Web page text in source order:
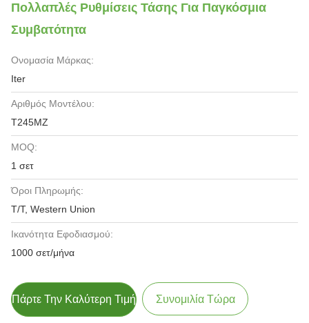
Πολλαπλές Ρυθμίσεις Τάσης Για Παγκόσμια
Συμβατότητα
Ονομασία Μάρκας:
Iter
Αριθμός Μοντέλου:
T245MZ
MOQ:
1 σετ
Όροι Πληρωμής:
T/T, Western Union
Ικανότητα Εφοδιασμού:
1000 σετ/μήνα
Πάρτε Την Καλύτερη Τιμή Συνομιλία Τώρα